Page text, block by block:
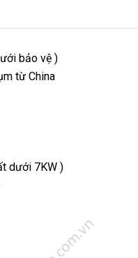
bảo vệ )
từ China
dưới 7KW )